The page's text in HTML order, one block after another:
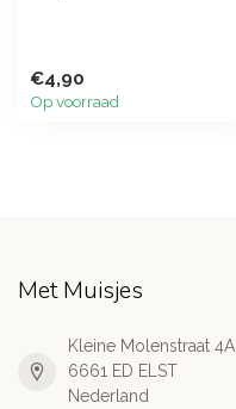
€4,90
Op voorraad
Met Muisjes
Kleine Molenstraat 4A
6661 ED ELST
Nederland